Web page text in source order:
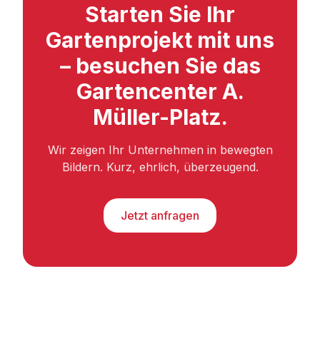
Starten Sie Ihr
Gartenprojekt mit uns
– besuchen Sie das
Gartencenter A.
Müller-Platz.
Wir zeigen Ihr Unternehmen in bewegten
Bildern. Kurz, ehrlich, überzeugend.
Jetzt anfragen